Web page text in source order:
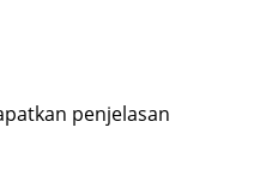
penjelasan